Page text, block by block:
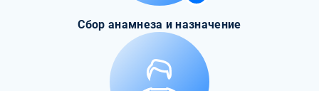
Сбор анамнеза и назначение